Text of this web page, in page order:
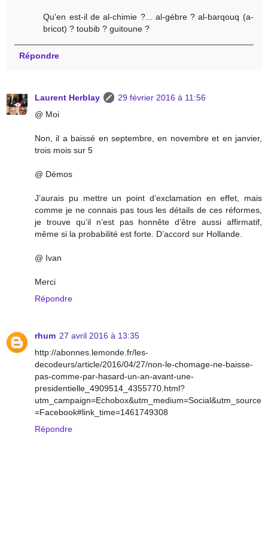
Qu'en est-il de al-chimie ?... al-gébre ? al-barqouq (a-
bricot) ? toubib ? guitoune ?
Répondre
Laurent Herblay
29 février 2016 à 11:56
@ Moi
Non, il a baissé en septembre, en novembre et en janvier,
trois mois sur 5
@ Démos
J’aurais pu mettre un point d’exclamation en effet, mais
comme je ne connais pas tous les détails de ces réformes,
je trouve qu’il n’est pas honnête d’être aussi affirmatif,
même si la probabilité est forte. D’accord sur Hollande.
@ Ivan
Merci
Répondre
rhum 27 avril 2016 à 13:35
http://abonnes.lemonde.fr/les-
decodeurs/article/2016/04/27/non-le-chomage-ne-baisse-
pas-comme-par-hasard-un-an-avant-une-
presidentielle_4909514_4355770.html?
utm_campaign=Echobox&utm_medium=Social&utm_source
=Facebook#link_time=1461749308
Répondre